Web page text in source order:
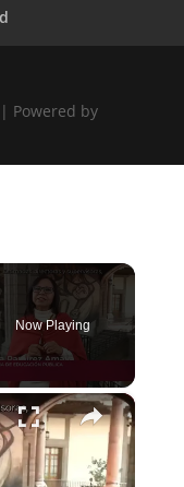
Powered by
Now Playing
×